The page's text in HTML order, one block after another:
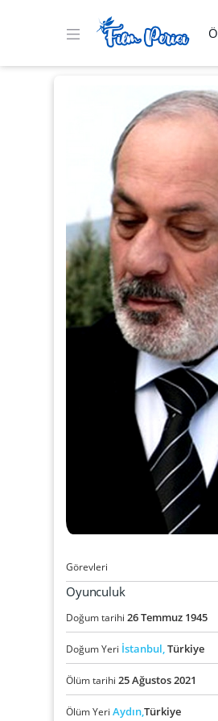
Görevleri
Oyunculuk
Doğum tarihi 26Temmuz 1945
Doğum Yeri İstanbul,Türkiye
Ölüm tarihi 25Ağustos2021
Ölüm Yeri Aydın,Türkiye